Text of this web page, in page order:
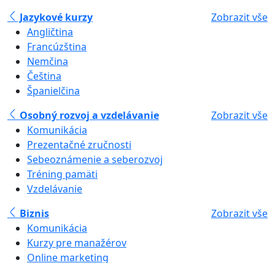
Jazykové kurzy
Zobrazit vše
Angličtina
Francúzština
Nemčina
Čeština
Španielčina
Osobný rozvoj a vzdelávanie
Zobrazit vše
Komunikácia
Prezentačné zručnosti
Sebeoznámenie a seberozvoj
Tréning pamäti
Vzdelávanie
Biznis
Zobrazit vše
Komunikácia
Kurzy pre manažérov
Online marketing